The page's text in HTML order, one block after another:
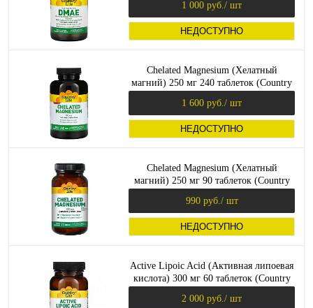
1 000 руб. / шт
НЕДОСТУПНО
Chelated Magnesium (Хелатный
магний) 250 мг 240 таблеток (Country
1 600 руб. / шт
НЕДОСТУПНО
Chelated Magnesium (Хелатный
магний) 250 мг 90 таблеток (Country
990 руб. / шт
НЕДОСТУПНО
Active Lipoic Acid (Активная липоевая
кислота) 300 мг 60 таблеток (Country
2 000 руб. / шт